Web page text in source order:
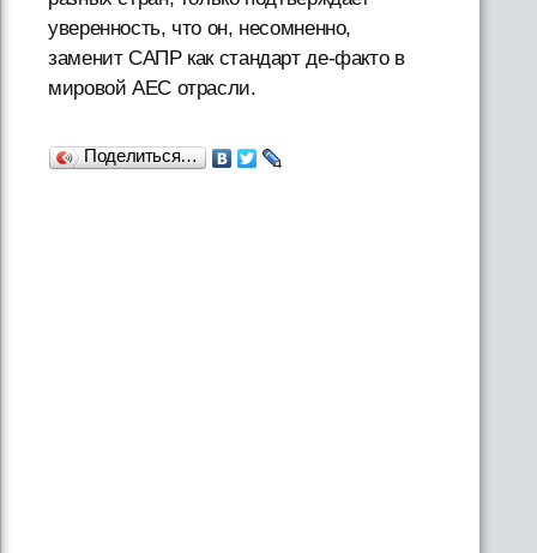
уверенность, что он, несомненно,
заменит САПР как стандарт де-факто в
мировой AEC отрасли.
Поделиться…